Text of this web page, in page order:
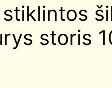
stiklintos
storis